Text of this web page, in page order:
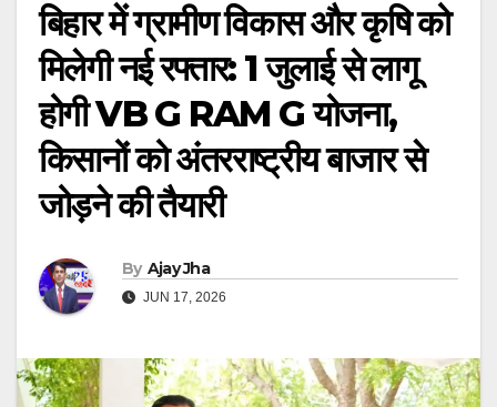
बिहार में ग्रामीण विकास और कृषि को
मिलेगी नई रफ्तार: 1 जुलाई से लागू
होगी VB G RAM G योजना,
किसानों को अंतरराष्ट्रीय बाजार से
जोड़ने की तैयारी
By Ajay Jha
JUN 17, 2026